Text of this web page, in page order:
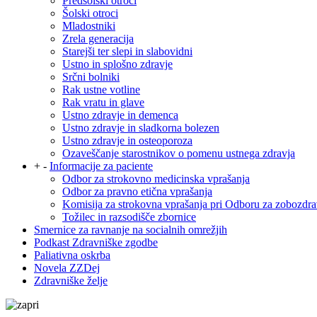
Šolski otroci
Mladostniki
Zrela generacija
Starejši ter slepi in slabovidni
Ustno in splošno zdravje
Srčni bolniki
Rak ustne votline
Rak vratu in glave
Ustno zdravje in demenca
Ustno zdravje in sladkorna bolezen
Ustno zdravje in osteoporoza
Ozaveščanje starostnikov o pomenu ustnega zdravja
+ - Informacije za paciente
Odbor za strokovno medicinska vprašanja
Odbor za pravno etična vprašanja
Komisija za strokovna vprašanja pri Odboru za
Tožilec in razsodišče zbornice
Smernice za ravnanje na socialnih omrežjih
Podkast Zdravniške zgodbe
Paliativna oskrba
Novela ZZDej
Zdravniške želje